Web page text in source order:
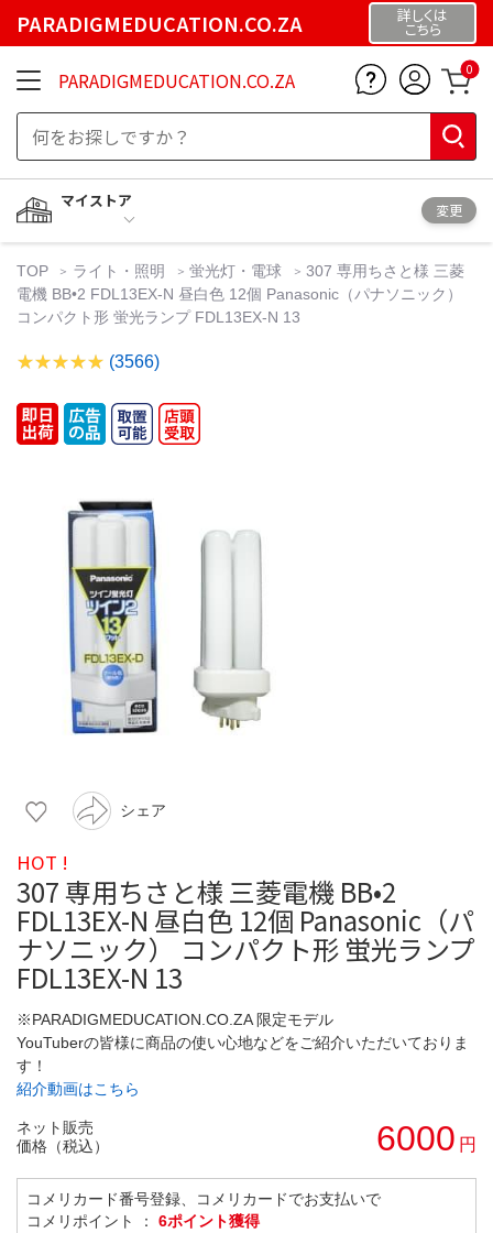
PARADIGMEDUCATION.CO.ZA 詳しくは
こちら
PARADIGMEDUCATION.CO.ZA 0
マイストア
変更
TOP ライト・照明 蛍光灯・電球
307 専用ちさと様 三菱
電機 BB•2 FDL13EX-N 昼白色 12個 Panasonic（パナソニック）
コンパクト形 蛍光ランプ FDL13EX-N 13
(3566)
シェア
HOT !
307 専用ちさと様 三菱電機 BB•2
FDL13EX-N 昼白色 12個 Panasonic（パ
ナソニック） コンパクト形 蛍光ランプ
FDL13EX-N 13
※PARADIGMEDUCATION.CO.ZA 限定モデル
YouTuberの皆様に商品の使い心地などをご紹介いただいておりま
す！
紹介動画はこちら
ネット販売
価格（税込）
6000 円
コメリカード番号登録、コメリカードでお支払いで
コメリポイント ： 6ポイント獲得